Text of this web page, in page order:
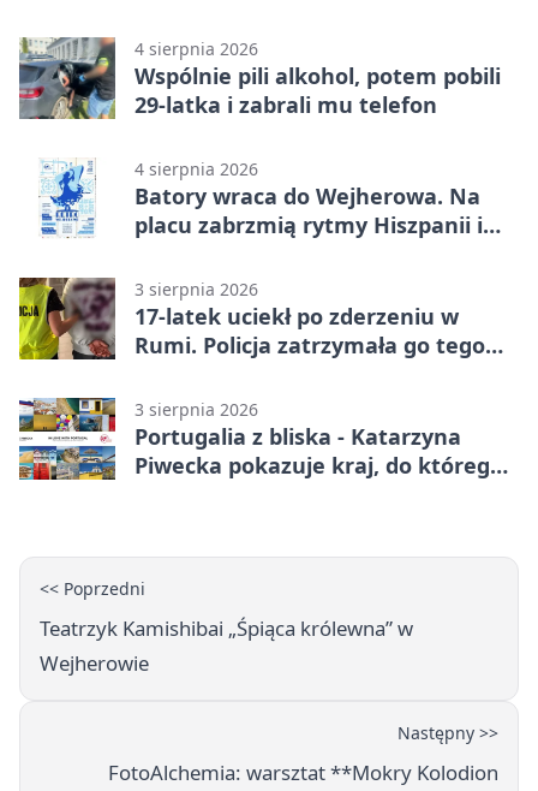
4 sierpnia 2026
Wspólnie pili alkohol, potem pobili
29-latka i zabrali mu telefon
4 sierpnia 2026
Batory wraca do Wejherowa. Na
placu zabrzmią rytmy Hiszpanii i
3 sierpnia 2026
17-latek uciekł po zderzeniu w
Rumi. Policja zatrzymała go tego
3 sierpnia 2026
Portugalia z bliska - Katarzyna
Piwecka pokazuje kraj, do którego
<< Poprzedni
Teatrzyk Kamishibai „Śpiąca królewna” w
Wejherowie
Następny >>
FotoAlchemia: warsztat **Mokry Kolodion